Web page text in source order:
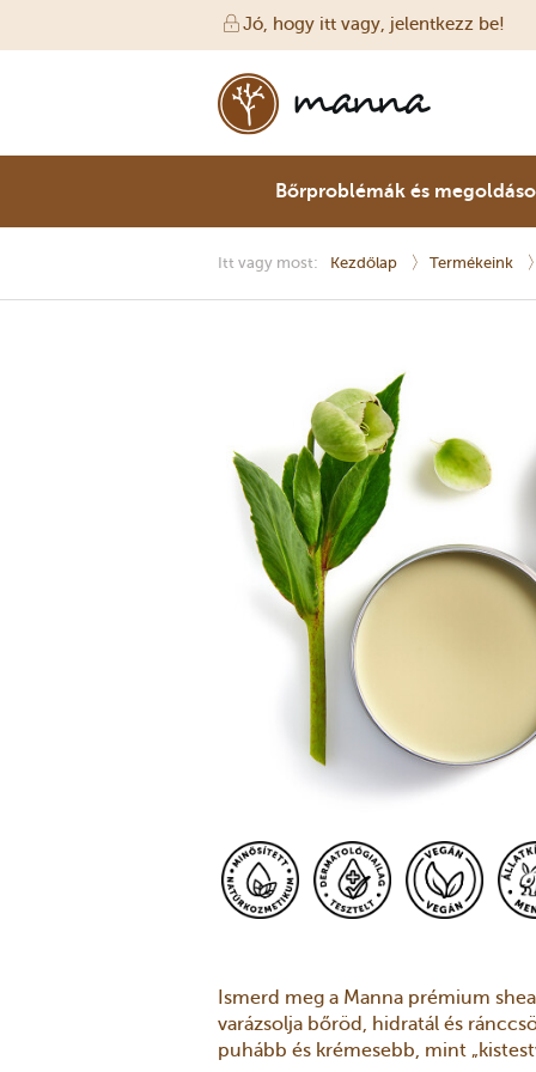
Jó, hogy itt vagy, jelentkezz be!
Bőrproblémák és
Itt vagy most: Kezdőlap Termékeink
Ismerd meg a Manna prémium
varázsolja bőröd, hidratál és
puhább és krémesebb, mint